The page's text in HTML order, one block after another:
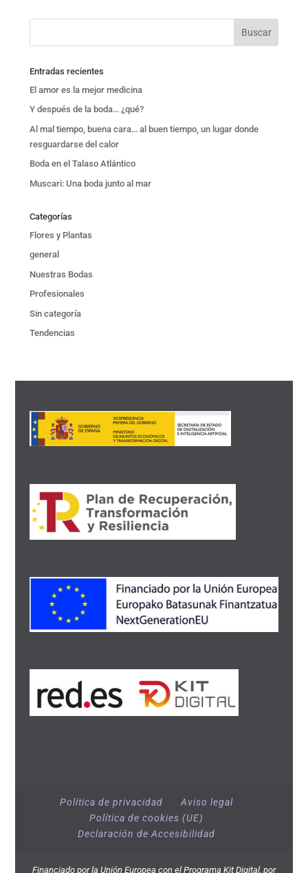
Entradas recientes
El amor es la mejor medicina
Y después de la boda… ¿qué?
Al mal tiempo, buena cara… al buen tiempo, un lugar donde
resguardarse del calor
Boda en el Talaso Atlántico
Muscari: Una boda junto al mar
Categorías
Flores y Plantas
general
Nuestras Bodas
Profesionales
Sin categoría
Tendencias
Política de privacidad
Aviso legal
Política de cookies (UE)
Declaración de Accesibilidad
Financiado por la Unión Europea con el Programa Kit Digital, por